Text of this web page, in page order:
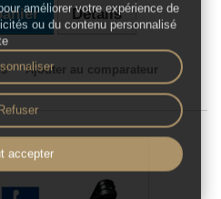
Détails
Ajouter au comparateur
améliorer votre expérience de
ou du contenu personnalisé
accepter